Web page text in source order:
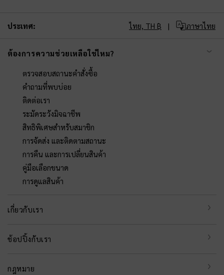
ประเทศ: ไทย, TH ฿ ภาษาไทย
ต้องการความช่วยเหลือใช่ไหม?
ตรวจสอบสถานะคำสั่งซื้อ
คำถามที่พบบ่อย
ติดต่อเรา
ระมัดระวังมิจฉาชีพ
สิทธิพิเศษสำหรับสมาชิก
การจัดส่ง และติดตามสถานะ
การคืน และการเปลี่ยนสินค้า
คู่มือเลือกขนาด
การดูแลสินค้า
เกี่ยวกับเรา
ช้อปปิ้งกับเรา
กฎหมาย